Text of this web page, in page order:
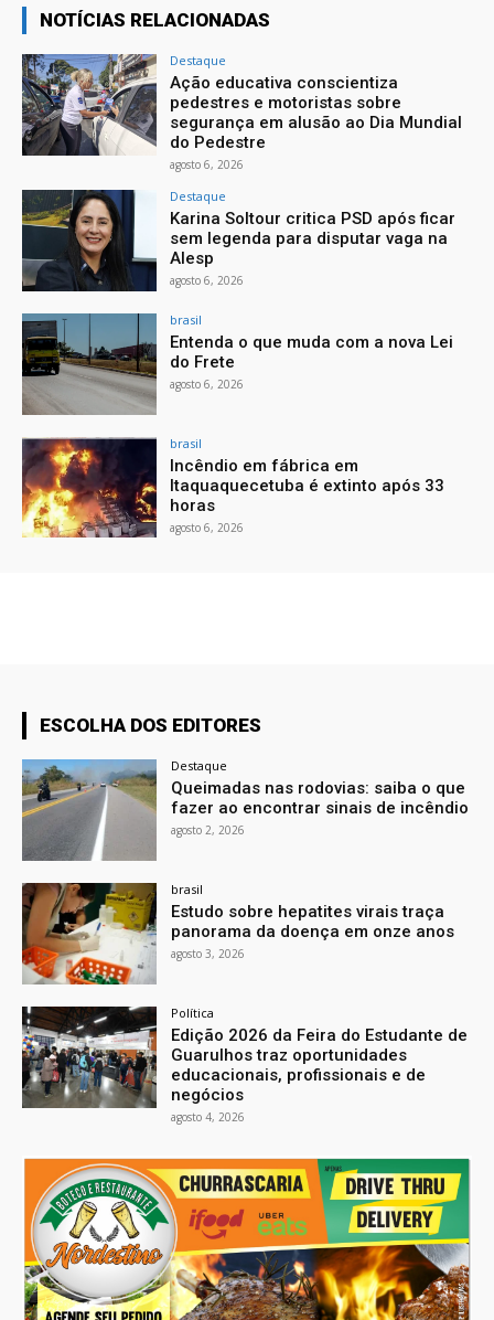
NOTÍCIAS RELACIONADAS
Destaque
Ação educativa conscientiza
pedestres e motoristas sobre
segurança em alusão ao Dia Mundial
do Pedestre
agosto 6, 2026
Destaque
Karina Soltour critica PSD após ficar
sem legenda para disputar vaga na
Alesp
agosto 6, 2026
brasil
Entenda o que muda com a nova Lei
do Frete
agosto 6, 2026
brasil
Incêndio em fábrica em
Itaquaquecetuba é extinto após 33
horas
agosto 6, 2026
ESCOLHA DOS EDITORES
Destaque
Queimadas nas rodovias: saiba o que
fazer ao encontrar sinais de incêndio
agosto 2, 2026
brasil
Estudo sobre hepatites virais traça
panorama da doença em onze anos
agosto 3, 2026
Política
Edição 2026 da Feira do Estudante de
Guarulhos traz oportunidades
educacionais, profissionais e de
negócios
agosto 4, 2026